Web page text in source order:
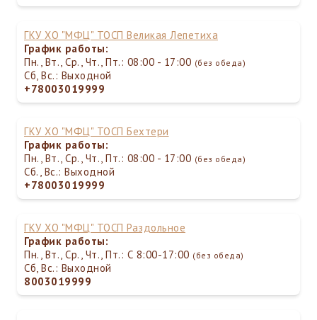
ГКУ ХО "МФЦ" ТОСП Великая Лепетиха
График работы:
Пн., Вт., Ср., Чт., Пт.: 08:00 - 17:00 (без обеда)
Сб, Вс.: Выходной
+78003019999
ГКУ ХО "МФЦ" ТОСП Бехтери
График работы:
Пн., Вт., Ср., Чт., Пт.: 08:00 - 17:00 (без обеда)
Сб., Вс.: Выходной
+78003019999
ГКУ ХО "МФЦ" ТОСП Раздольное
График работы:
Пн., Вт., Ср., Чт., Пт.: С 8:00-17:00 (без обеда)
Сб, Вс.: Выходной
8003019999